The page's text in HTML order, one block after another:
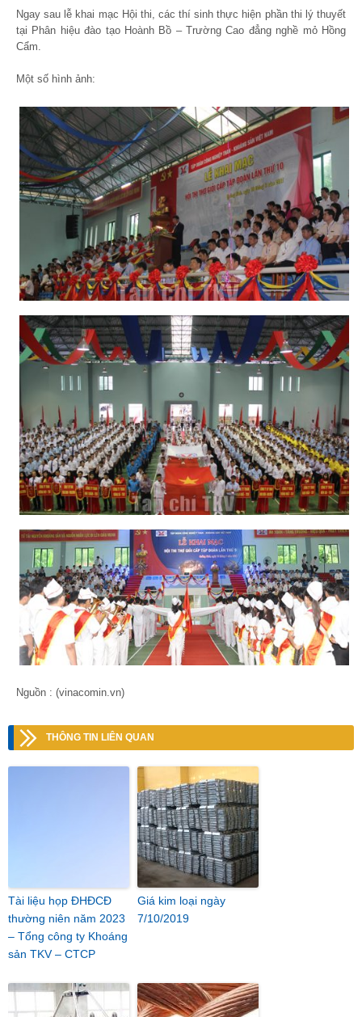
Ngay sau lễ khai mạc Hội thi, các thí sinh thực hiện phần thi lý thuyết
tại Phân hiệu đào tạo Hoành Bồ – Trường Cao đẳng nghề mỏ Hồng
Cẩm.
Một số hình ảnh:
Nguồn : (vinacomin.vn)
THÔNG TIN LIÊN QUAN
Tài liệu họp ĐHĐCĐ
thường niên năm 2023
– Tổng công ty Khoáng
sản TKV – CTCP
Giá kim loại ngày
7/10/2019